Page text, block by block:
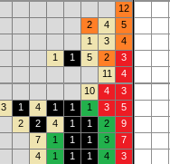
12
2
4
5
1
3
4
1
1 5 2
3
11
4
10
4
3
3
1 4 1 1 1 3
5
2
2 4 1 1 2
9
7
1 1 1 3
7
4
1 1 1 4
3